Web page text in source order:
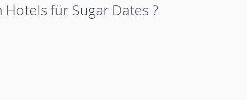
für Sugar Dates ?